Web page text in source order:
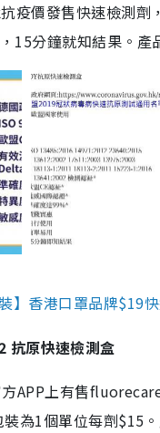
疫價發售快速檢測
15分鐘就知結果。
】香港口罩品牌$19
原快速檢測盒
APP上有售
為1個單位每劑$15